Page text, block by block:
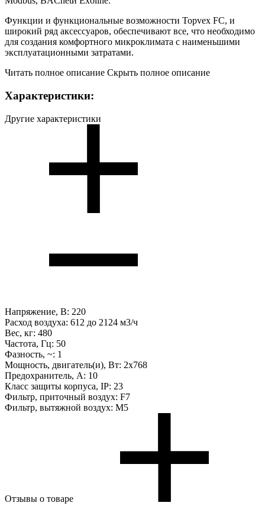
Функции и функциональные возможности Topvex FC, и
широкий ряд аксессуаров, обеспечивают все, что необходимо
для создания комфортного микроклимата с наименьшими
эксплуатационными затратами.
Читать полное описание Скрыть полное описание
Характеристики:
Другие характеристики
Напряжение, В: 220
Расход воздуха: 612 до 2124 м3/ч
Вес, кг: 480
Частота, Гц: 50
Фазность, ~: 1
Мощность, двигатель(и), Вт: 2х768
Предохранитель, А: 10
Класс защиты корпуса, IP: 23
Фильтр, приточный воздух: F7
Фильтр, вытяжной воздух: M5
Отзывы о товаре